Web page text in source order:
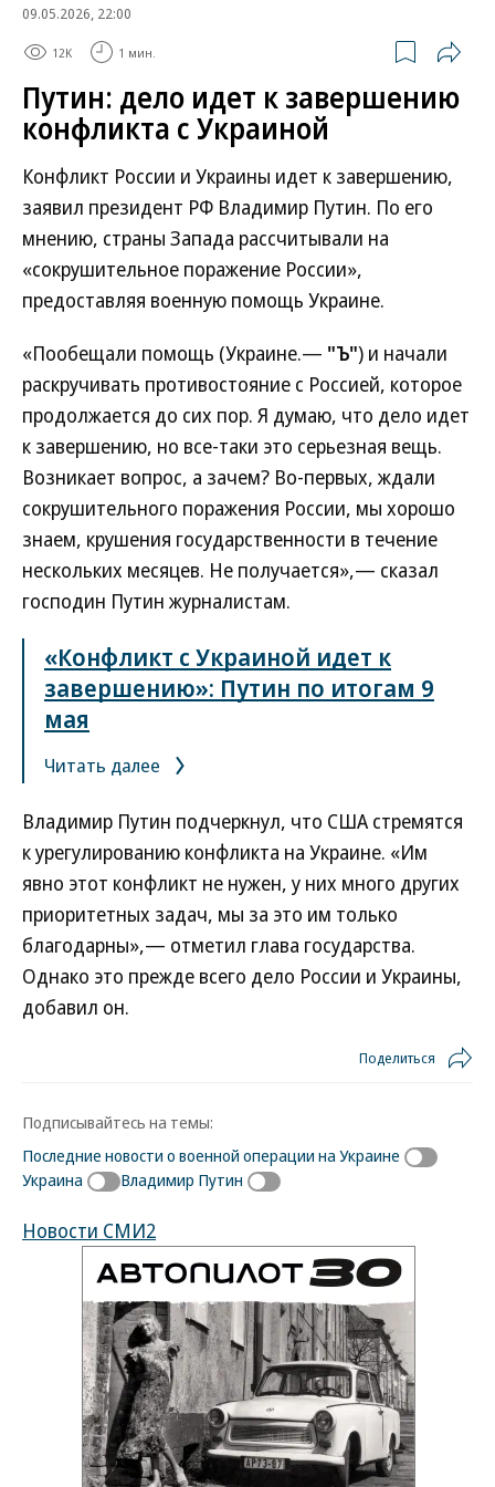
09.05.2026, 22:00
12K 1 мин.
Путин: дело идет к завершению
конфликта с Украиной
Конфликт России и Украины идет к завершению,
заявил президент РФ Владимир Путин. По его
мнению, страны Запада рассчитывали на
«сокрушительное поражение России»,
предоставляя военную помощь Украине.
«Пообещали помощь (Украине.— "Ъ") и начали
раскручивать противостояние с Россией, которое
продолжается до сих пор. Я думаю, что дело идет
к завершению, но все-таки это серьезная вещь.
Возникает вопрос, а зачем? Во-первых, ждали
сокрушительного поражения России, мы хорошо
знаем, крушения государственности в течение
нескольких месяцев. Не получается»,— сказал
господин Путин журналистам.
«Конфликт с Украиной идет к
завершению»: Путин по итогам 9
мая
Читать далее
Владимир Путин подчеркнул, что США стремятся
к урегулированию конфликта на Украине. «Им
явно этот конфликт не нужен, у них много других
приоритетных задач, мы за это им только
благодарны»,— отметил глава государства.
Однако это прежде всего дело России и Украины,
добавил он.
Поделиться
Подписывайтесь на темы:
Последние новости о военной операции на Украине
Украина
Владимир Путин
Новости СМИ2